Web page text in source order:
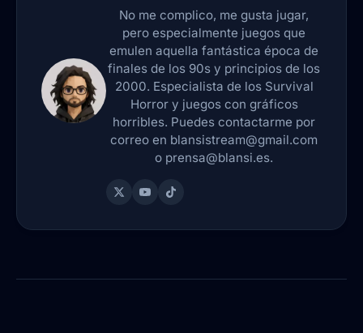
No me complico, me gusta jugar,
pero especialmente juegos que
emulen aquella fantástica época de
finales de los 90s y principios de los
2000. Especialista de los Survival
Horror y juegos con gráficos
horribles. Puedes contactarme por
correo en blansistream@gmail.com
o prensa@blansi.es.